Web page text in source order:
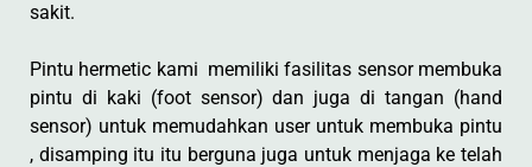
sakit.
Pintu hermetic kami memiliki fasilitas sensor membuka
pintu di kaki (foot sensor) dan juga di tangan (hand
sensor) untuk memudahkan user untuk membuka pintu
, disamping itu itu berguna juga untuk menjaga ke telah